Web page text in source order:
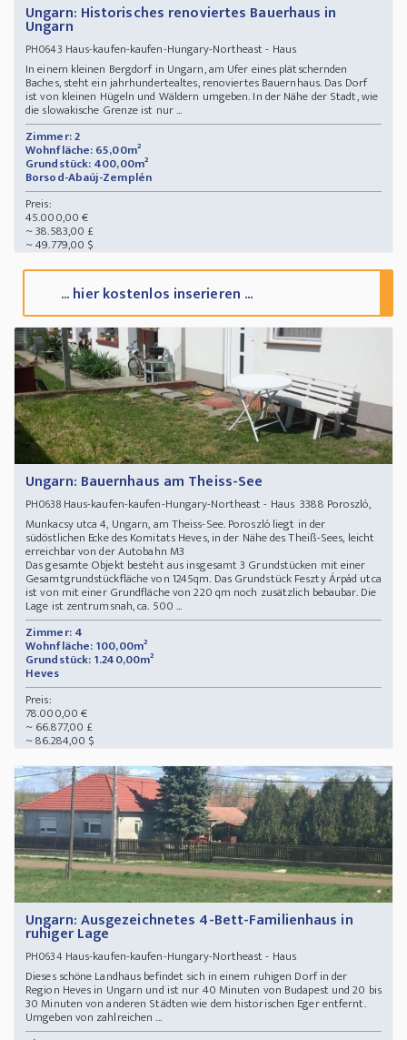
Ungarn: Historisches renoviertes Bauerhaus in
Ungarn
PH0643 Haus-kaufen-kaufen-Hungary-Northeast - Haus
In einem kleinen Bergdorf in Ungarn, am Ufer eines plätschernden
Baches, steht ein jahrhundertealtes, renoviertes Bauernhaus. Das Dorf
ist von kleinen Hügeln und Wäldern umgeben. In der Nähe der Stadt, wie
die slowakische Grenze ist nur ...
Zimmer: 2
Wohnfläche: 65,00m²
Grundstück: 400,00m²
Borsod-Abaúj-Zemplén
Preis:
45.000,00 €
~ 38.583,00 £
~ 49.779,00 $
... hier kostenlos inserieren ...
Ungarn: Bauernhaus am Theiss-See
PH0638Haus-kaufen-kaufen-Hungary-Northeast - Haus 3388 Poroszló,
Munkacsy utca 4, Ungarn, am Theiss-See. Poroszló liegt in der
südöstlichen Ecke des Komitats Heves, in der Nähe des Theiß-Sees, leicht
erreichbar von der Autobahn M3
Das gesamte Objekt besteht aus insgesamt 3 Grundstücken mit einer
Gesamtgrundstückfläche von 1245qm. Das Grundstück Feszty Árpád utca
ist von mit einer Grundfläche von 220 qm noch zusätzlich bebaubar. Die
Lage ist zentrumsnah, ca. 500 ...
Zimmer: 4
Wohnfläche: 100,00m²
Grundstück: 1.240,00m²
Heves
Preis:
78.000,00 €
~ 66.877,00 £
~ 86.284,00 $
Ungarn: Ausgezeichnetes 4-Bett-Familienhaus in
ruhiger Lage
PH0634Haus-kaufen-kaufen-Hungary-Northeast - Haus
Dieses schöne Landhaus befindet sich in einem ruhigen Dorf in der
Region Heves in Ungarn und ist nur 40 Minuten von Budapest und 20 bis
30 Minuten von anderen Städten wie dem historischen Eger entfernt.
Umgeben von zahlreichen ...